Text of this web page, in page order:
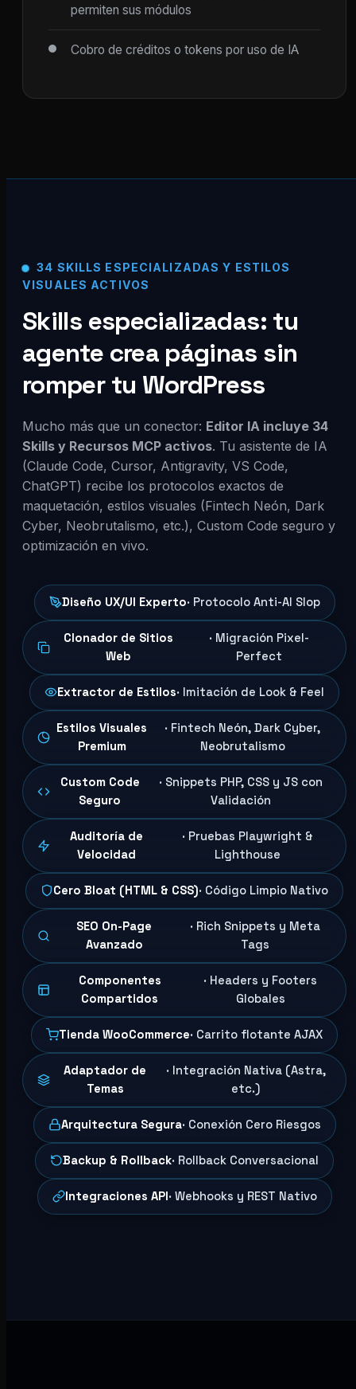
permiten sus módulos
Cobro de créditos o tokens por uso de IA
34 SKILLS ESPECIALIZADAS Y ESTILOS
VISUALES ACTIVOS
Skills especializadas: tu
agente crea páginas sin
romper tu WordPress
Mucho más que un conector: Editor IA incluye 34
Skills y Recursos MCP activos. Tu asistente de IA
(Claude Code, Cursor, Antigravity, VS Code,
ChatGPT) recibe los protocolos exactos de
maquetación, estilos visuales (Fintech Neón, Dark
Cyber, Neobrutalismo, etc.), Custom Code seguro y
optimización en vivo.
Diseño UX/UI Experto· Protocolo Anti-AI Slop
Clonador de Sitios
Web
· Migración Pixel-
Perfect
Extractor de Estilos· Imitación de Look & Feel
Estilos Visuales
Premium
· Fintech Neón, Dark Cyber,
Neobrutalismo
Custom Code
Seguro
· Snippets PHP, CSS y JS con
Validación
Auditoría de
Velocidad
· Pruebas Playwright &
Lighthouse
Cero Bloat (HTML & CSS)· Código Limpio Nativo
SEO On-Page
Avanzado
· Rich Snippets y Meta
Tags
Componentes
Compartidos
· Headers y Footers
Globales
Tienda WooCommerce· Carrito flotante AJAX
Adaptador de
Temas
· Integración Nativa (Astra,
etc.)
Arquitectura Segura· Conexión Cero Riesgos
Backup & Rollback· Rollback Conversacional
Integraciones API· Webhooks y REST Nativo